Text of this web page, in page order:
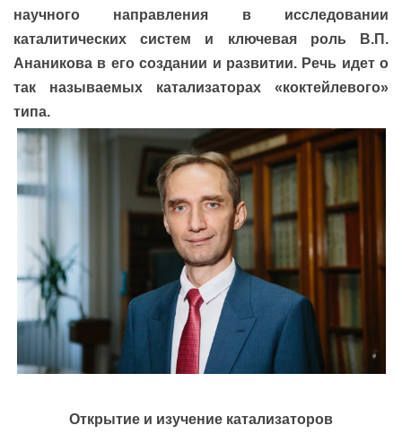
научного направления в исследовании
каталитических систем и ключевая роль В.П.
Ананикова в его создании и развитии. Речь идет о
так называемых катализаторах «коктейлевого»
типа.
Открытие и изучение катализаторов